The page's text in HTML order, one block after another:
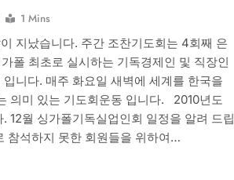
1 Mins
지났습니다. 주간 조찬기도회는 4회째 은
폴 최초로 실시하는 기독경제인 및 직장인
니다. 매주 화요일 새벽에 세계를 한국을
의미 있는 기도회운동 입니다. 2010년도
12월 싱가폴기독실업인회 일정을 알려 드립
참석하지 못한 회원들을 위하여…